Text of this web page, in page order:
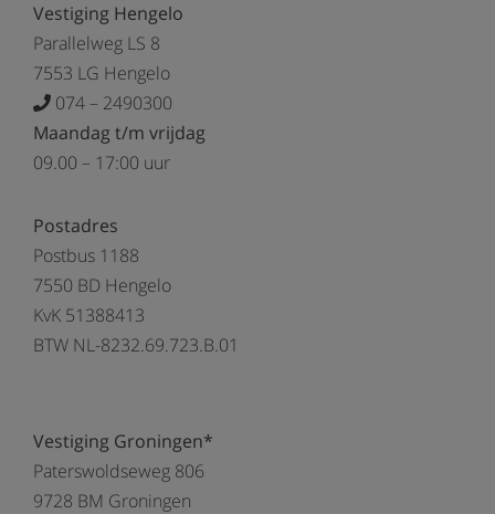
Vestiging Hengelo
Parallelweg LS 8
7553 LG Hengelo
074 – 2490300
Maandag t/m vrijdag
09.00 – 17:00 uur
Postadres
Postbus 1188
7550 BD Hengelo
KvK 51388413
BTW NL-8232.69.723.B.01
Vestiging Groningen*
Paterswoldseweg 806
9728 BM Groningen